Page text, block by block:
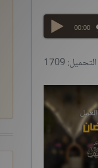
00:00
التحميل: 1709